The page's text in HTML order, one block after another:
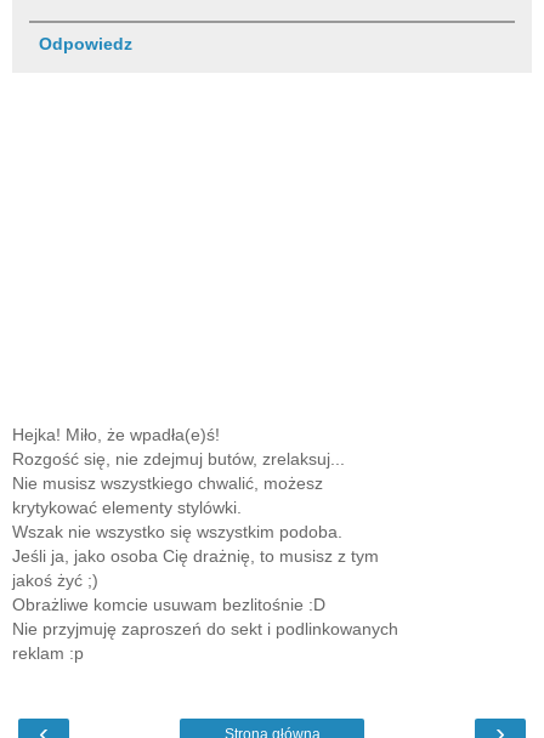
Odpowiedz
Hejka! Miło, że wpadła(e)ś!
Rozgość się, nie zdejmuj butów, zrelaksuj...
Nie musisz wszystkiego chwalić, możesz
krytykować elementy stylówki.
Wszak nie wszystko się wszystkim podoba.
Jeśli ja, jako osoba Cię drażnię, to musisz z tym
jakoś żyć ;)
Obrażliwe komcie usuwam bezlitośnie :D
Nie przyjmuję zaproszeń do sekt i podlinkowanych
reklam :p